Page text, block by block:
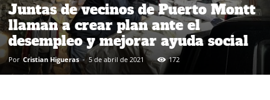
Juntas de vecinos de Puerto Montt
llaman a crear plan ante el
desempleo y mejorar ayuda social
Por Cristian Higueras - 5 de abril de 2021 172